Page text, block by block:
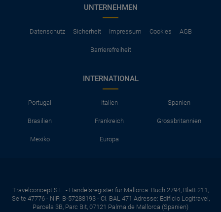
UNTERNEHMEN
Datenschutz Sicherheit Impressum Cookies AGB
Barrierefreiheit
INTERNATIONAL
Portugal Italien Spanien
Brasilien Frankreich Grossbritannien
Mexiko Europa
Travelconcept S.L. - Handelsregister für Mallorca: Buch 2794, Blatt 211,
Seite 47776 - NIF: B-57288193 - CI. BAL 471 Adresse: Edificio Logitravel,
Parcela 3B, Parc Bit, 07121 Palma de Mallorca (Spanien)